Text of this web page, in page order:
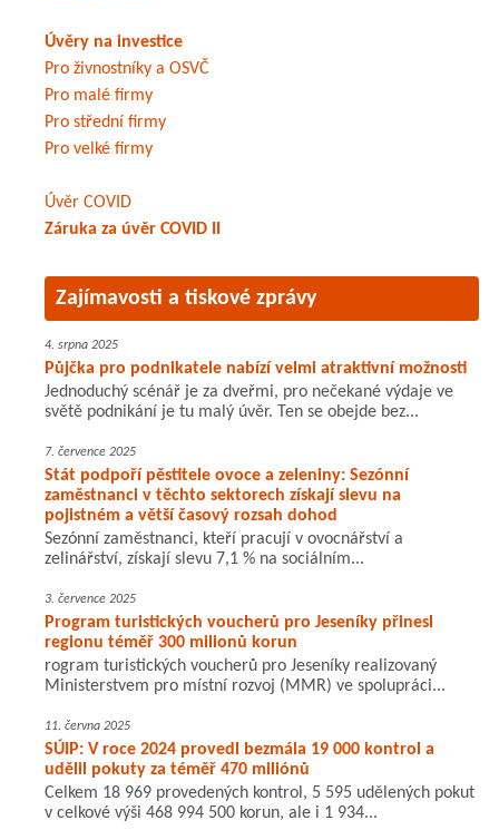
Úvěry na investice
Pro živnostníky a OSVČ
Pro malé firmy
Pro střední firmy
Pro velké firmy
Úvěr COVID
Záruka za úvěr COVID II
Zajímavosti a tiskové zprávy
4. srpna 2025
Půjčka pro podnikatele nabízí velmi atraktivní možnosti
Jednoduchý scénář je za dveřmi, pro nečekané výdaje ve
světě podnikání je tu malý úvěr. Ten se obejde bez...
7. července 2025
Stát podpoří pěstitele ovoce a zeleniny: Sezónní
zaměstnanci v těchto sektorech získají slevu na
pojistném a větší časový rozsah dohod
Sezónní zaměstnanci, kteří pracují v ovocnářství a
zelinářství, získají slevu 7,1 % na sociálním...
3. července 2025
Program turistických voucherů pro Jeseníky přinesl
regionu téměř 300 milionů korun
rogram turistických voucherů pro Jeseníky realizovaný
Ministerstvem pro místní rozvoj (MMR) ve spolupráci...
11. června 2025
SÚIP: V roce 2024 provedl bezmála 19 000 kontrol a
udělil pokuty za téměř 470 miliónů
Celkem 18 969 provedených kontrol, 5 595 udělených pokut
v celkové výši 468 994 500 korun, ale i 1 934...